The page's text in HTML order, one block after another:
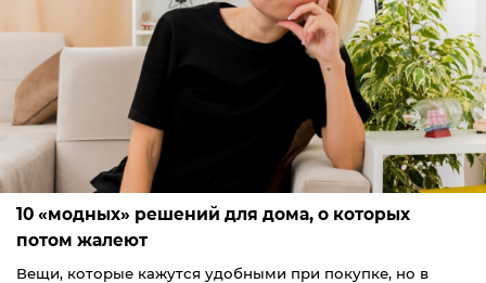
10 «модных» решений для дома, о которых
потом жалеют
Вещи, которые кажутся удобными при покупке, но в